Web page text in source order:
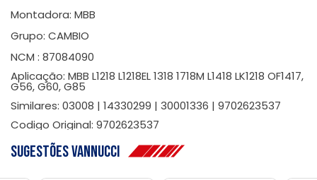
Montadora: MBB
Grupo: CAMBIO
NCM : 87084090
Aplicação: MBB L1218 L1218EL 1318 1718M L1418 LK1218 OF1417,
G56, G60, G85
Similares: 03008 | 14330299 | 30001336 | 9702623537
Codigo Original: 9702623537
Sugestões Vannucci